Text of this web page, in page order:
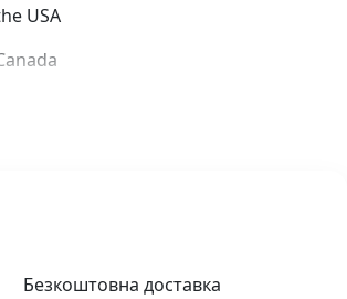
USA
Безкоштовна доставка